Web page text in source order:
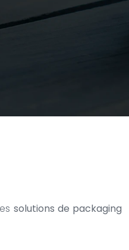
solutions de packaging